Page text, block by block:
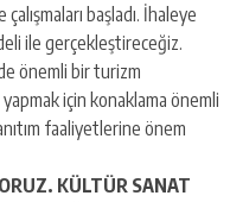
başladı. İhaleye
ile gerçekleştireceğiz.
önemli bir turizm
için konaklama önemli
faaliyetlerine önem
KÜLTÜR SANAT